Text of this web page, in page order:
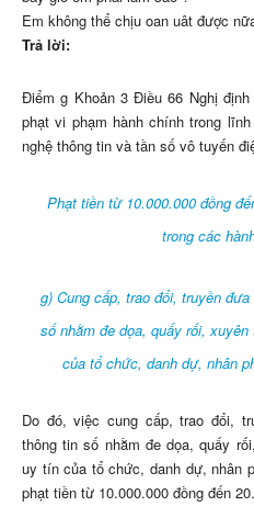
Em không thể chịu oan uât được
Trả lời:
Điểm g Khoản 3 Điều 66 Nghị
phạt vi phạm hành chính trong
nghệ thông tin và tần số vô tuyến
Phạt tiền từ 10.000.000 đồng
trong các
g) Cung cấp, trao đổi, truyền
số nhằm đe dọa, quấy rối,
của tổ chức, danh dự, nhân
Do đó, việc cung cấp, trao đổi,
thông tin số nhằm đe dọa, quấy
uy tín của tổ chức, danh dự, nhân
phạt tiền từ 10.000.000 đồng đến